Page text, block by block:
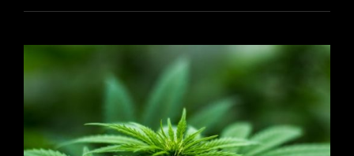
BODEMSANERING
WATERBEHEER